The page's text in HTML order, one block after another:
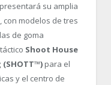
presentará su amplia
modelos de tres
de goma
Shoot House
para el
y el centro de